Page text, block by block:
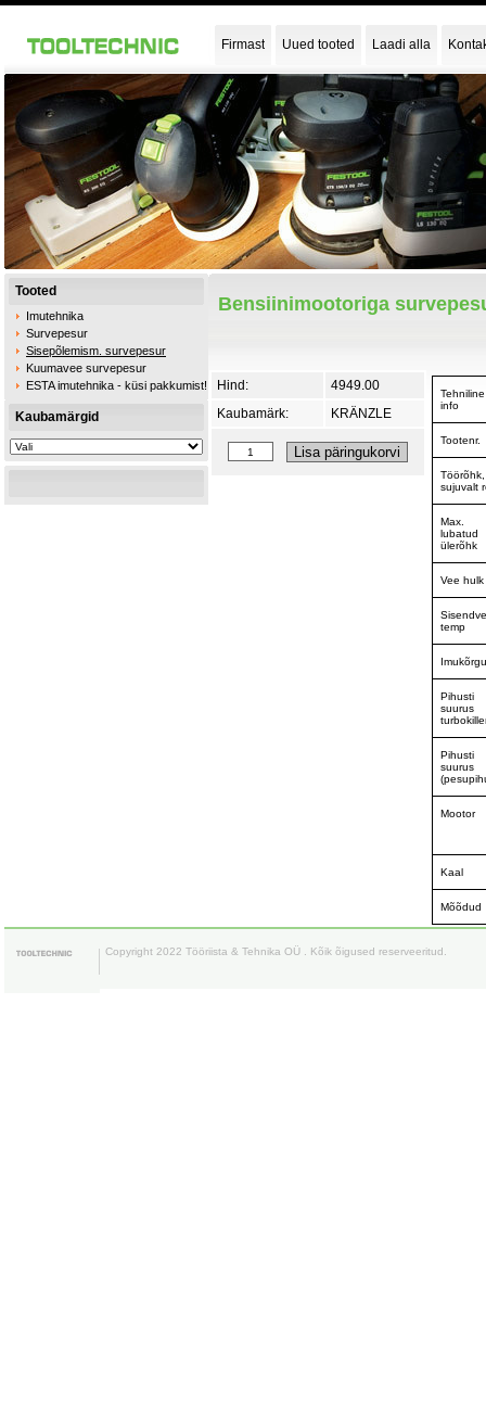
Firmast Uued tooted Laadi alla
Tooted
Imutehnika
Survepesur
Sisepõlemism. survepesur
Kuumavee survepesur
ESTA imutehnika - küsi pakkumist!
Kaubamärgid
Bensiinimootoriga
Hind:
4949.00
Kaubamärk:
KRÄNZLE
Tehniline
info
Tootenr.
Töörõhk,
sujuvalt
Max.
lubatud
ülerõhk
Vee hulk
temp
Pihusti
suurus
Pihusti
suurus
Mootor
Kaal
Mõõdud
Copyright 2022 Tööriista & Tehnika OÜ . Kõik õigused reserveeritud.